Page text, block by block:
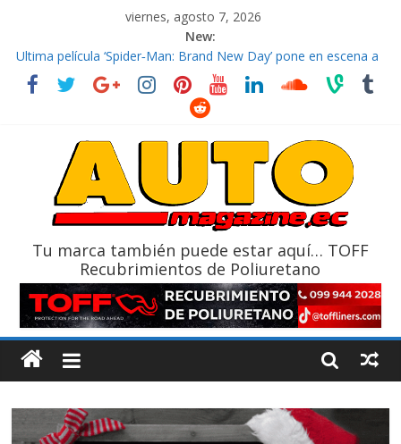
viernes, agosto 7, 2026
New:
El costo de tener un vehículo gana protagonismo a la hora de
decidir
Ultima película ‘Spider‑Man: Brand New Day’ pone en escena a
La Vuelta al Ecuador 2026, edición 47ª, recorre 7 provincias en 8
La FEDAK recibe 12 Sinotruk Bolden para cubrir las rutas de La
Tu marca también puede estar aquí… TOFF
Recubrimientos de Poliuretano